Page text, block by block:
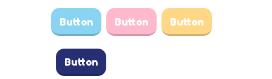
Button Button Button
Button